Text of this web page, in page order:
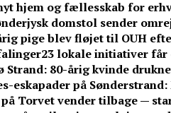
hjem og fællesskab for
domstol sender
pige blev fløjet til OUH
23 lokale initiativer får
Strand: 80-årig kvinde
eskapader på
Torvet vender tilbage —